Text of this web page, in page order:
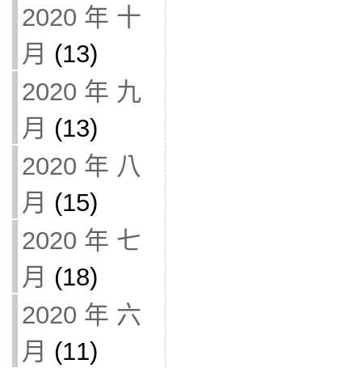
2020 年 十
月 (13)
2020 年 九
月 (13)
2020 年 八
月 (15)
2020 年 七
月 (18)
2020 年 六
月 (11)